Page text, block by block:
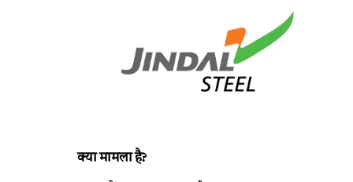
क्या मामला है?